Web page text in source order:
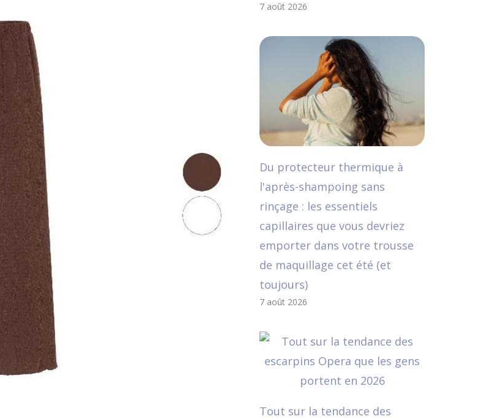
7 août 2026
Du protecteur thermique à
l'après-shampoing sans
rinçage : les essentiels
capillaires que vous devriez
emporter dans votre trousse
de maquillage cet été (et
toujours)
7 août 2026
Tout sur la tendance des